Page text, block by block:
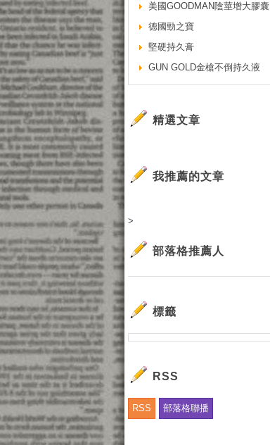
美國GOODMAN陰莖增大膠囊
德國勁之寶
堅硬持久膏
GUN GOLD金槍不倒持久液
精選文章
我推薦的文章
>
部落格推薦人
標籤
RSS
RSS 部落格聯播